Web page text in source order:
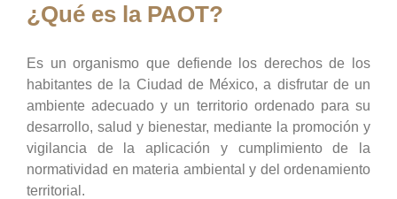
¿Qué es la PAOT?
Es un organismo que defiende los derechos de los
habitantes de la Ciudad de México, a disfrutar de un
ambiente adecuado y un territorio ordenado para su
desarrollo, salud y bienestar, mediante la promoción y
vigilancia de la aplicación y cumplimiento de la
normatividad en materia ambiental y del ordenamiento
territorial.